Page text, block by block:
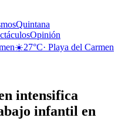
Quintana
Opinión
☀️27°C· Playa del Carmen
intensifica
infantil en